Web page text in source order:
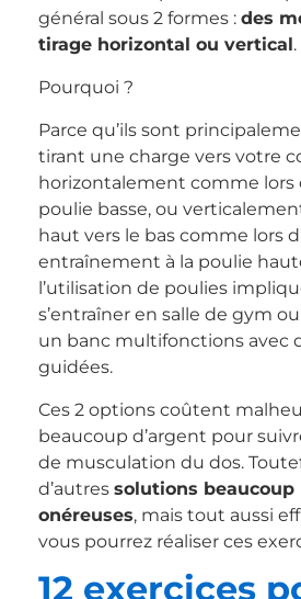
général sous 2 formes : des
tirage horizontal ou vertical.
Pourquoi ?
Parce qu’ils sont
tirant une charge vers votre
horizontalement comme lors
poulie basse, ou
haut vers le bas comme lors
entraînement à la poulie
l’utilisation de poulies
s’entraîner en salle de gym
un banc multifonctions avec
guidées.
Ces 2 options coûtent
beaucoup d’argent pour
de musculation du dos.
d’autres solutions beaucoup
onéreuses, mais tout aussi
vous pourrez réaliser ces
12 exercices